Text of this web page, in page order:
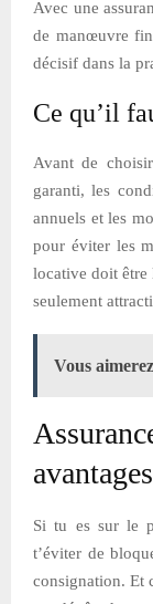
Avec une
de manœuvre
décisif dans la
Ce qu’il
Avant de
garanti, les
annuels et les
pour éviter les
locative doit être
seulement
Vous
Si tu es sur le
t’éviter de
consignation. Et